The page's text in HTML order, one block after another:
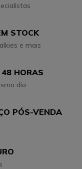
STOCK
e mais
HORAS
dia
PÓS-VENDA